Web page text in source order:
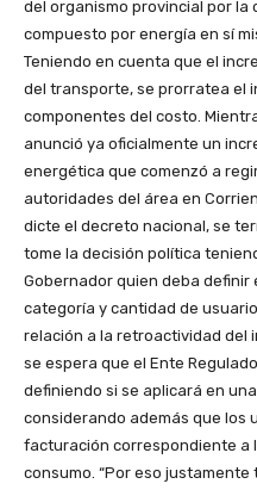
del organismo provincial por la
compuesto por energía en sí
Teniendo en cuenta que el
del transporte, se prorratea el
componentes del costo.
anunció ya oficialmente un
energética que comenzó a
autoridades del área en
dicte el decreto nacional, se
tome la decisión política
Gobernador quien deba
categoría y cantidad de
relación a la retroactividad del
se espera que el Ente
definiendo si se aplicará en
considerando además que los
facturación correspondiente a
consumo. “Por eso